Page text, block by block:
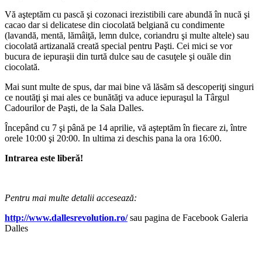
Vă aşteptăm cu pască şi cozonaci irezistibili care abundă în nucă şi
cacao dar si delicatese din ciocolată belgiană cu condimente
(lavandă, mentă, lămâiţă, lemn dulce, coriandru şi multe altele) sau
ciocolată artizanală creată special pentru Paşti. Cei mici se vor
bucura de iepuraşii din turtă dulce sau de casuţele şi ouăle din
ciocolată.
Mai sunt multe de spus, dar mai bine vă lăsăm să descoperiţi singuri
ce noutăţi şi mai ales ce bunătăţi va aduce iepuraşul la Târgul
Cadourilor de Paşti, de la Sala Dalles.
Începând cu 7 şi până pe 14 aprilie, vă aşteptăm în fiecare zi, între
orele 10:00 şi 20:00. In ultima zi deschis pana la ora 16:00.
Intrarea este liberă!
Pentru mai multe detalii accesează:
http://www.dallesrevolution.ro/ sau pagina de Facebook Galeria
Dalles